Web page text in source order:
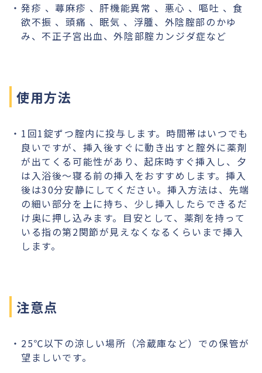
発疹 、蕁麻疹 、肝機能異常 、悪心 、嘔吐 、食
欲不振 、頭痛 、眠気 、浮腫、外陰腟部のかゆ
み、不正子宮出血、外陰部腟カンジダ症など
使用方法
1回1錠ずつ腟内に投与します。時間帯はいつでも
良いですが、挿入後すぐに動き出すと腟外に薬剤
が出てくる可能性があり、起床時すぐ挿入し、夕
は入浴後〜寝る前の挿入をおすすめします。挿入
後は30分安静にしてください。挿入方法は、先端
の細い部分を上に持ち、少し挿入したらできるだ
け奥に押し込みます。目安として、薬剤を持って
いる指の第2関節が見えなくなるくらいまで挿入
します。
注意点
25℃以下の涼しい場所（冷蔵庫など）での保管が
望ましいです。